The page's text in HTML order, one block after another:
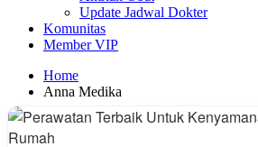
Update Jadwal Dokter
Komunitas
Member VIP
Home
Anna Medika